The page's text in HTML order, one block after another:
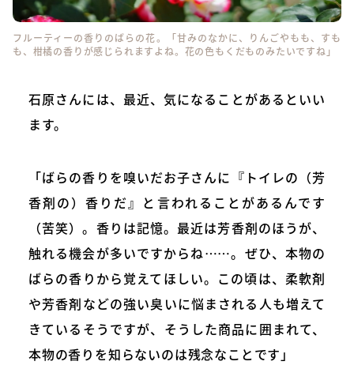
フルーティーの香りのばらの花。「甘みのなかに、りんごやもも、すも
も、柑橘の香りが感じられますよね。花の色もくだものみたいですね」
石原さんには、最近、気になることがあるといい
ます。
「ばらの香りを嗅いだお子さんに『トイレの（芳
香剤の）香りだ』と言われることがあるんです
（苦笑）。香りは記憶。最近は芳香剤のほうが、
触れる機会が多いですからね……。ぜひ、本物の
ばらの香りから覚えてほしい。この頃は、柔軟剤
や芳香剤などの強い臭いに悩まされる人も増えて
きているそうですが、そうした商品に囲まれて、
本物の香りを知らないのは残念なことです」